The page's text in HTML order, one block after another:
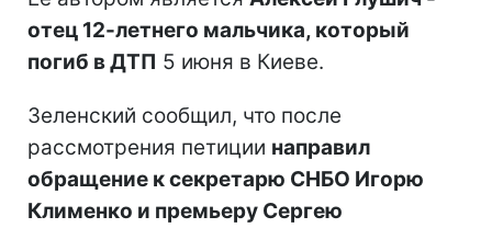
отец 12-летнего мальчика, который
погиб в ДТП 5 июня в Киеве.
Зеленский сообщил, что после
рассмотрения петиции направил
обращение к секретарю СНБО Игорю
Клименко и премьеру Сергею